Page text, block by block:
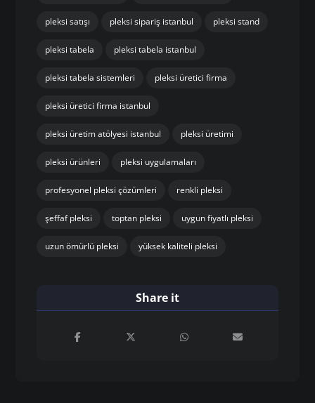
pleksi satışı pleksi sipariş istanbul pleksi stand
pleksi tabela pleksi tabela istanbul
pleksi tabela sistemleri pleksi üretici firma
pleksi üretici firma istanbul
pleksi üretim atölyesi istanbul pleksi üretimi
pleksi ürünleri pleksi uygulamaları
profesyonel pleksi çözümleri renkli pleksi
şeffaf pleksi toptan pleksi uygun fiyatlı pleksi
uzun ömürlü pleksi yüksek kaliteli pleksi